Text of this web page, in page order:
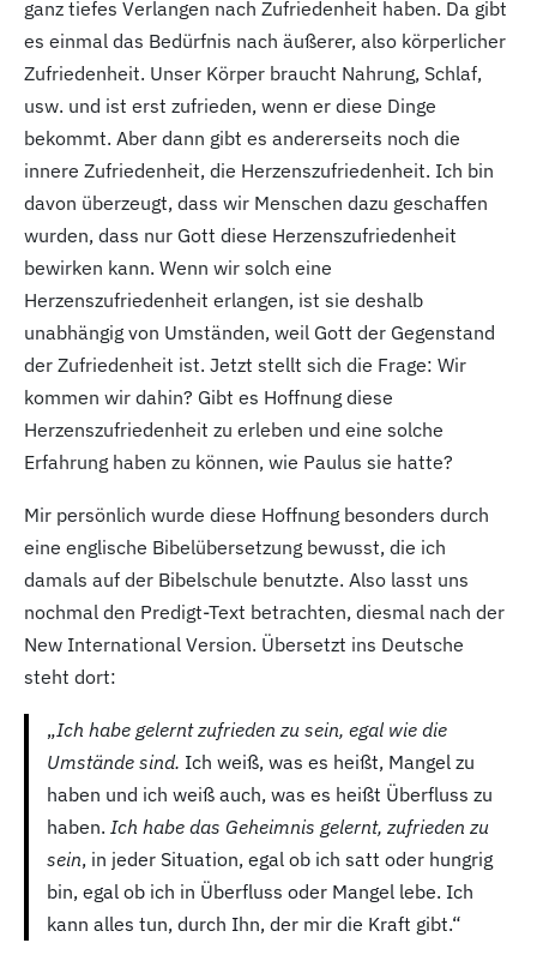
ganz tiefes Verlangen nach Zufriedenheit haben. Da gibt
es einmal das Bedürfnis nach äußerer, also körperlicher
Zufriedenheit. Unser Körper braucht Nahrung, Schlaf,
usw. und ist erst zufrieden, wenn er diese Dinge
bekommt. Aber dann gibt es andererseits noch die
innere Zufriedenheit, die Herzenszufriedenheit. Ich bin
davon überzeugt, dass wir Menschen dazu geschaffen
wurden, dass nur Gott diese Herzenszufriedenheit
bewirken kann. Wenn wir solch eine
Herzenszufriedenheit erlangen, ist sie deshalb
unabhängig von Umständen, weil Gott der Gegenstand
der Zufriedenheit ist. Jetzt stellt sich die Frage: Wir
kommen wir dahin? Gibt es Hoffnung diese
Herzenszufriedenheit zu erleben und eine solche
Erfahrung haben zu können, wie Paulus sie hatte?
Mir persönlich wurde diese Hoffnung besonders durch
eine englische Bibelübersetzung bewusst, die ich
damals auf der Bibelschule benutzte. Also lasst uns
nochmal den Predigt-Text betrachten, diesmal nach der
New International Version. Übersetzt ins Deutsche
steht dort:
„Ich habe gelernt zufrieden zu sein, egal wie die
Umstände sind. Ich weiß, was es heißt, Mangel zu
haben und ich weiß auch, was es heißt Überfluss zu
haben. Ich habe das Geheimnis gelernt, zufrieden zu
sein, in jeder Situation, egal ob ich satt oder hungrig
bin, egal ob ich in Überfluss oder Mangel lebe. Ich
kann alles tun, durch Ihn, der mir die Kraft gibt.“